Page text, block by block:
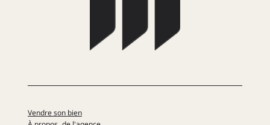
Vendre son bien